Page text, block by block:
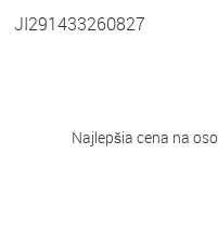
JI291433260827
Najlepšia cena na